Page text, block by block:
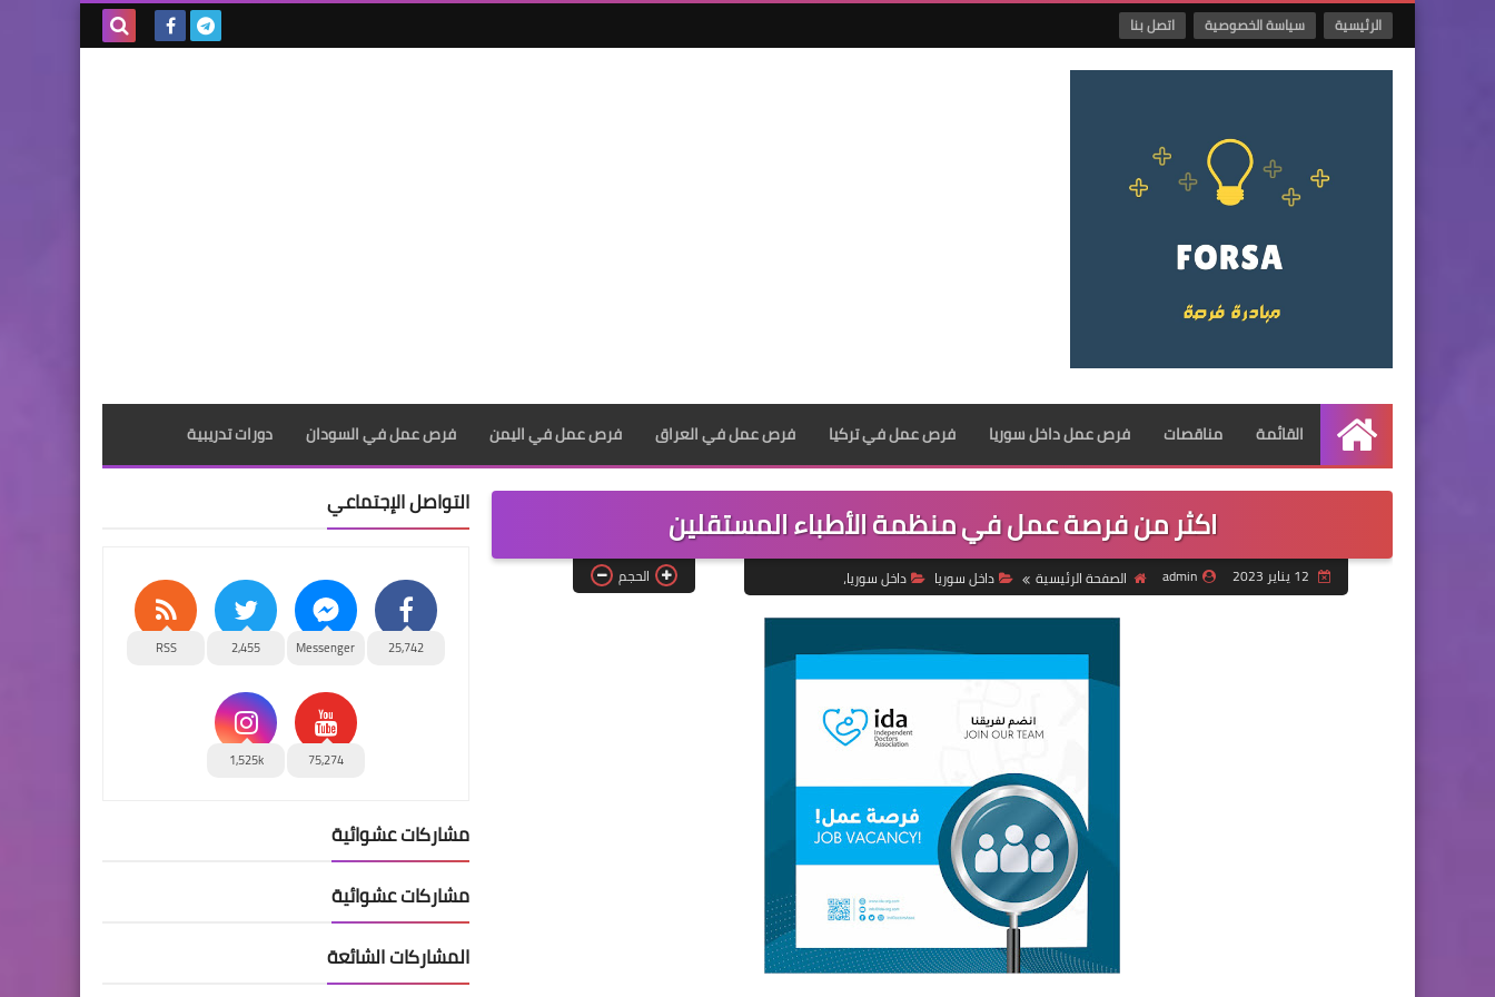
الرئيسية سياسة الخصوصية اتصل بنا
الرئيسية
القائمة مناقصات فرص عمل داخل سوريا فرص عمل في تركيا فرص عمل في العراق فرص عمل في اليمن فرص عمل في السودان دورات تدريبية
اكثر من فرصة عمل في منظمة الأطباء المستقلين
admin الصفحة الرئيسية داخل سوريا داخل سوريا، الحجم
التواصل الإجتماعي
25,742
Messenger
2,455
RSS
75,274
1,525k
مشاركات عشوائية
مشاركات عشوائية
المشاركات الشائعة